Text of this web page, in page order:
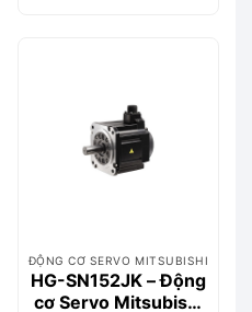
ĐỘNG CƠ SERVO MITSUBISHI
HG-SN152JK – Động
cơ Servo Mitsubishi